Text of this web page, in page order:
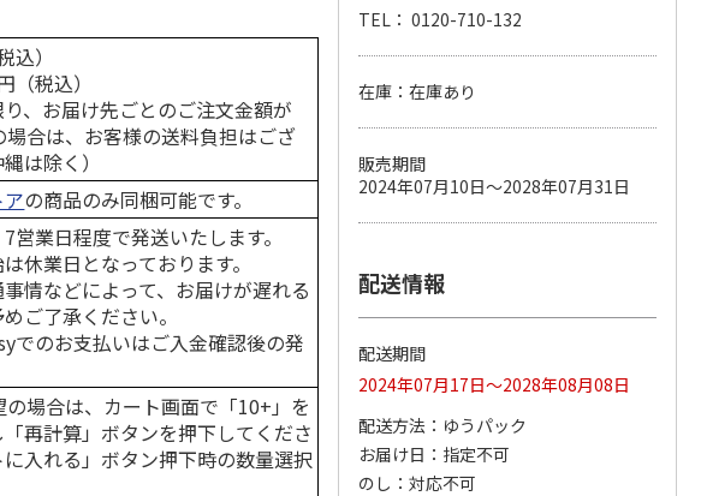
び散
菌サ
)
銀のスプーン パウ
チ 健康に育つ子ね
こ用 まぐろ・かつ
おに…
(送料別・税込)
無添加良品 カムカ
ムデンタルコーン
…
(送料別・税込)
ペット線香 虹のか
なた フルーティフ
ローラルの香り
590円
(送料別・税込)
えBOX とりささ…
380円
(送料別・税込)
）
税込）
、お届け先ごとのご注文金額が
合は、お客様の送料負担はござ
は除く）
の商品のみ同梱可能です。
業日程度で発送いたします。
休業日となっております。
情などによって、お届けが遅れる
ご了承ください。
でのお支払いはご入金確認後の発
場合は、カート画面で「10+」を
再計算」ボタンを押下してくださ
入れる」ボタン押下時の数量選択
TEL： 0120-710-132
在庫：在庫あり
販売期間
2024年07月10日～2028年07月31日
配送情報
配送期間
2024年07月17日～2028年08月08日
配送方法
ゆうパック
お届け日
指定不可
のし
対応不可